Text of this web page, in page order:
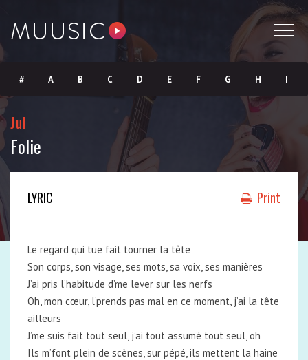
# A B C D E F G H I
N R
T
Jul
Folie
LYRIC Print
Le regard qui tue fait tourner la tête
Son corps, son visage, ses mots, sa voix, ses manières
J’ai pris l’habitude d’me lever sur les nerfs
Oh, mon cœur, l’prends pas mal en ce moment, j’ai la tête
ailleurs
J’me suis fait tout seul, j’ai tout assumé tout seul, oh
Ils m’font plein de scènes, sur pépé, ils mettent la haine